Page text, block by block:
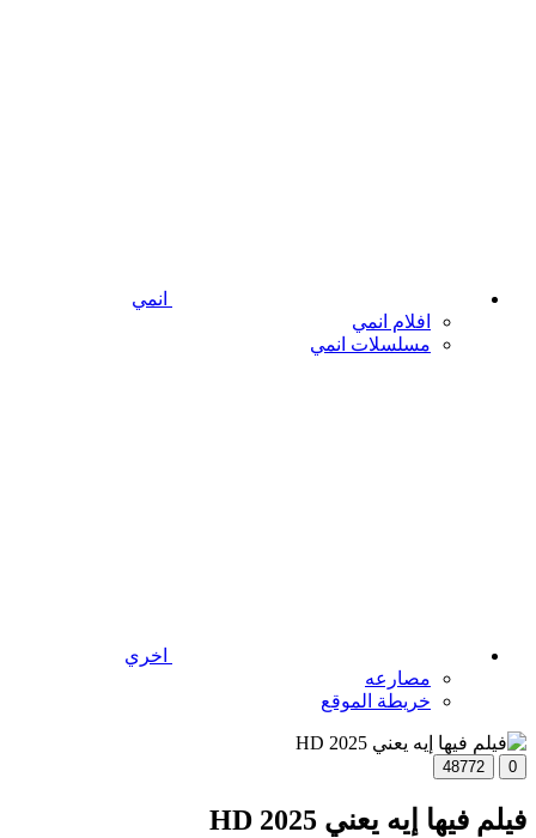
انمي
افلام انمي
مسلسلات انمي
اخري
مصارعه
خريطة الموقع
0
48772
فيلم فيها إيه يعني 2025 HD